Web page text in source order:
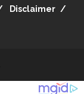
Disclaimer